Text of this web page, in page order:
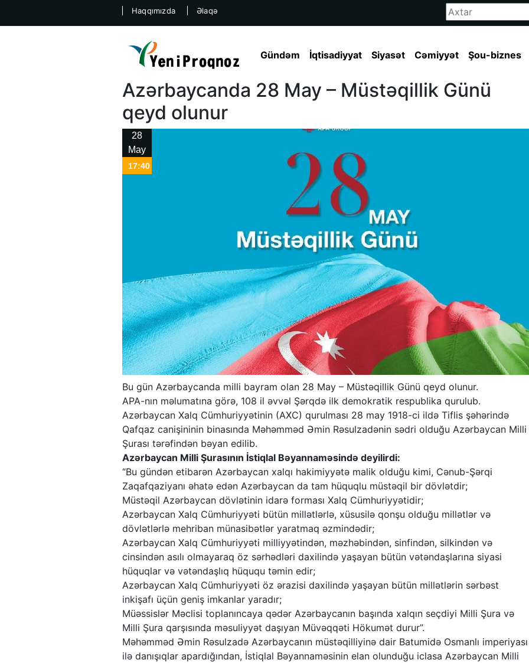
Haqqımızda Əlaqə
Gündəm İqtisadiyyat Siyasət Cəmiyyət Şou-biznes
Azərbaycanda 28 May – Müstəqillik Günü
qeyd olunur
28
May
17:40
Bu gün Azərbaycanda milli bayram olan 28 May – Müstəqillik Günü qeyd olunur.
APA-nın məlumatına görə, 108 il əvvəl Şərqdə ilk demokratik respublika qurulub.
Azərbaycan Xalq Cümhuriyyətinin (AXC) qurulması 28 may 1918-ci ildə Tiflis şəhərində
Qafqaz canişininin binasında Məhəmməd Əmin Rəsulzadənin sədri olduğu Azərbaycan Milli
Şurası tərəfindən bəyan edilib.
Azərbaycan Milli Şurasının İstiqlal Bəyannaməsində deyilirdi:
“Bu gündən etibarən Azərbaycan xalqı hakimiyyətə malik olduğu kimi, Cənub-Şərqi
Zaqafqaziyanı əhatə edən Azərbaycan da tam hüquqlu müstəqil bir dövlətdir;
Müstəqil Azərbaycan dövlətinin idarə forması Xalq Cümhuriyyətidir;
Azərbaycan Xalq Cümhuriyyəti bütün millətlərlə, xüsusilə qonşu olduğu millətlər və
dövlətlərlə mehriban münasibətlər yaratmaq əzmindədir;
Azərbaycan Xalq Cümhuriyyəti milliyyətindən, məzhəbindən, sinfindən, silkindən və
cinsindən asılı olmayaraq öz sərhədləri daxilində yaşayan bütün vətəndaşlarına siyasi
hüquqlar və vətəndaşlıq hüququ təmin edir;
Azərbaycan Xalq Cümhuriyyəti öz ərazisi daxilində yaşayan bütün millətlərin sərbəst
inkişafı üçün geniş imkanlar yaradır;
Müəssislər Məclisi toplanıncaya qədər Azərbaycanın başında xalqın seçdiyi Milli Şura və
Milli Şura qarşısında məsuliyyət daşıyan Müvəqqəti Hökumət durur”.
Məhəmməd Əmin Rəsulzadə Azərbaycanın müstəqilliyinə dair Batumidə Osmanlı imperiyası
ilə danışıqlar apardığından, İstiqlal Bəyannaməsinin elan olunduğu iclasa Azərbaycan Milli